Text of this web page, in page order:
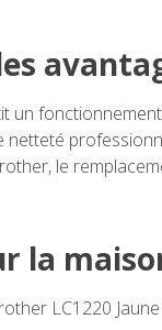
un
netteté
le
la
LC1220